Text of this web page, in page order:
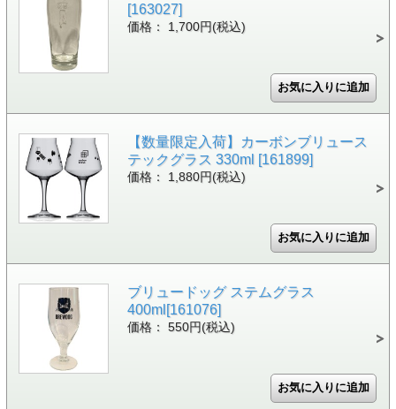
[163027]
価格： 1,700円(税込)
【数量限定入荷】カーボンブリュース
テックグラス 330ml [161899]
価格： 1,880円(税込)
ブリュードッグ ステムグラス
400ml[161076]
価格： 550円(税込)